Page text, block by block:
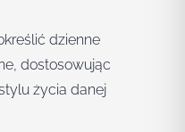
dzienne
dostosowując
życia danej